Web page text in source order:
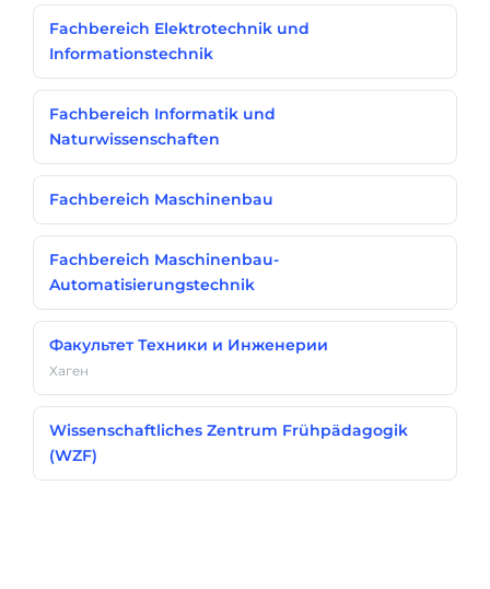
Fachbereich Elektrotechnik und
Informationstechnik
Fachbereich Informatik und
Naturwissenschaften
Fachbereich Maschinenbau
Fachbereich Maschinenbau-
Automatisierungstechnik
Факультет Техники и Инженерии
Хаген
Wissenschaftliches Zentrum Frühpädagogik
(WZF)